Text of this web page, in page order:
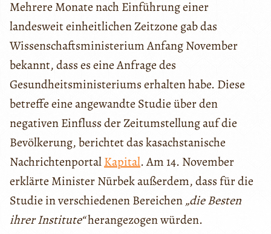
Mehrere Monate nach Einführung einer
landesweit einheitlichen Zeitzone gab das
Wissenschaftsministerium Anfang November
bekannt, dass es eine Anfrage des
Gesundheitsministeriums erhalten habe. Diese
betreffe eine angewandte Studie über den
negativen Einfluss der Zeitumstellung auf die
Bevölkerung, berichtet das kasachstanische
NachrichtenportalKapital. Am 14. November
erklärte Minister Nūrbek außerdem, dass für die
Studie in verschiedenen Bereichen„die Besten
ihrer Institute“herangezogen würden.